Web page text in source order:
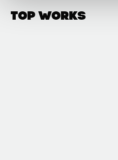
Top Works